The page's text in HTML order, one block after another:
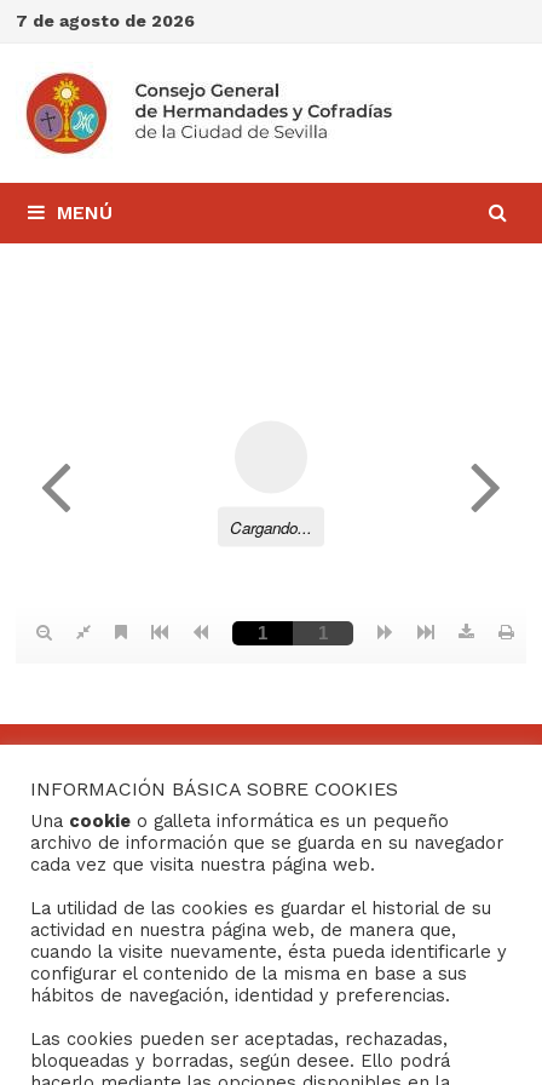
Saltar
contenido
7 de agosto de 2026
MENÚ
CONTACTO
Consejo General de Hermandades y Cofradías de la
ciudad de Sevilla
C/ San Gregorio 26. 41004- Sevilla
(+34) 954 21 59 27
boletin@hermandades-de-sevilla.org
INFORMACIÓN BÁSICA SOBRE COOKIES
Una cookie o galleta informática es un pequeño
archivo de información que se guarda en su navegador
cada vez que visita nuestra página web.
La utilidad de las cookies es guardar el historial de su
actividad en nuestra página web, de manera que,
cuando la visite nuevamente, ésta pueda identificarle y
configurar el contenido de la misma en base a sus
hábitos de navegación, identidad y preferencias.
Las cookies pueden ser aceptadas, rechazadas,
bloqueadas y borradas, según desee. Ello podrá